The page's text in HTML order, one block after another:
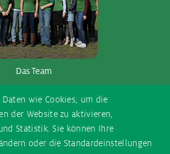
Das Team
So­ci­al Me­dia
InstagramTikTok FacebookYouTube
wie Cookies, um die
der Website zu aktivieren,
Statistik. Sie können Ihre
oder die Standardeinstellungen